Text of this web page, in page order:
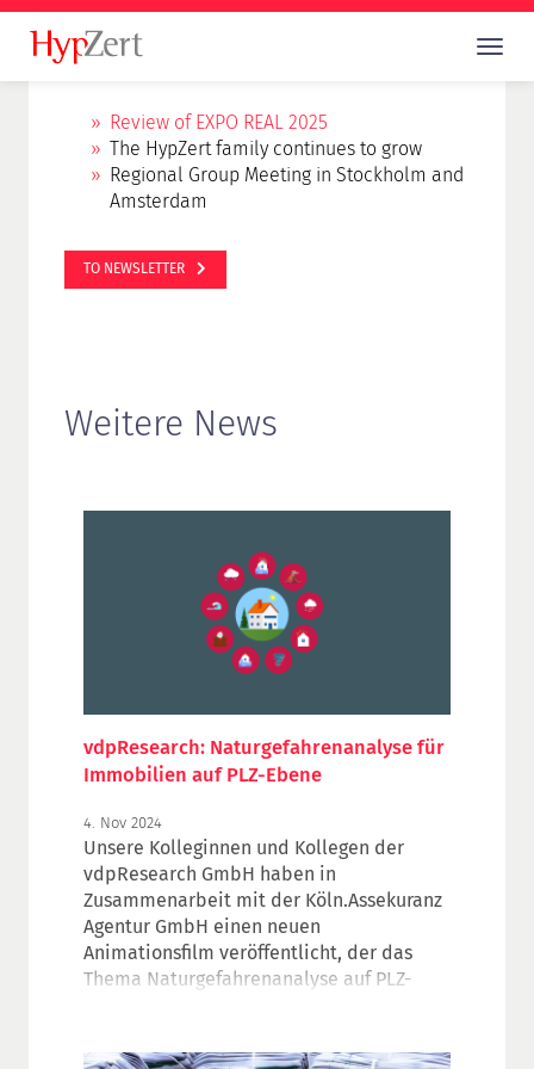
Review of EXPO REAL 2025
The HypZert family continues to grow
Regional Group Meeting in Stockholm and
Amsterdam
TO NEWSLETTER
Weitere News
vdpResearch: Naturgefahrenanalyse für
Immobilien auf PLZ-Ebene
4. Nov 2024
Unsere Kolleginnen und Kollegen der
vdpResearch GmbH haben in
Zusammenarbeit mit der Köln.Assekuranz
Agentur GmbH einen neuen
Animationsfilm veröffentlicht, der das
Thema Naturgefahrenanalyse auf PLZ-
Sie benötigen eine erste Einschätzung des